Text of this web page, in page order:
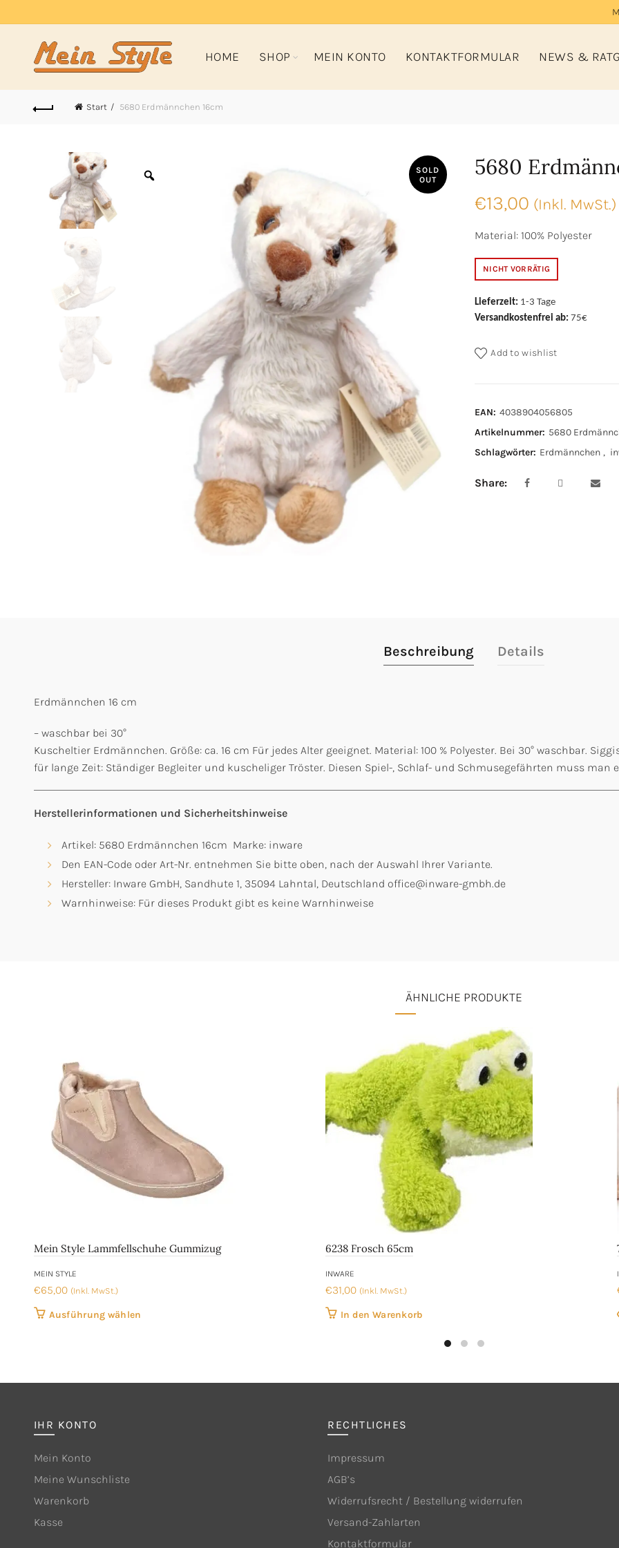
HOME SHOP MEIN KONTO KONTAKTFORMULAR NEWS &
Start 5680 Erdmännchen 16cm
SOLD
OUT
5680
€13,00 (Inkl. MwSt.)
Material: 100% Polyester
NICHT VORRÄTIG
Lieferzeit: 1-3 Tage
Versandkostenfrei ab: 75€
Add to wishlist
EAN: 4038904056805
Artikelnummer: 5680
Schlagwörter: Erdmännchen ,
Share
Beschreibung Details
Erdmännchen 16 cm
– waschbar bei 30°
Kuscheltier Erdmännchen. Größe: ca. 16 cm Für jedes Alter geeignet. Material: 100 % Polyester. Bei 30° waschbar.
für lange Zeit: Ständiger Begleiter und kuscheliger Tröster. Diesen Spiel-, Schlaf- und Schmusegefährten muss man
Herstellerinformationen und Sicherheitshinweise
Artikel: 5680 Erdmännchen 16cm Marke: inware
Den EAN-Code oder Art-Nr. entnehmen Sie bitte oben, nach der Auswahl Ihrer Variante.
Hersteller: Inware GmbH, Sandhute 1, 35094 Lahntal, Deutschland office@inware-gmbh.de
Warnhinweise: Für dieses Produkt gibt es keine Warnhinweise
ÄHNLICHE PRODUKTE
Mein Style Lammfellschuhe Gummizug
MEIN STYLE
€65,00 (Inkl. MwSt.)
Ausführung wählen
Varianten
6238 Frosch 65cm
INWARE
€31,00 (Inkl. MwSt.)
In den Warenkorb
IHR KONTO
Mein Konto
Meine Wunschliste
Warenkorb
Kasse
RECHTLICHES
Impressum
AGB’s
Widerrufsrecht / Bestellung widerrufen
Versand-Zahlarten
Kontaktformular